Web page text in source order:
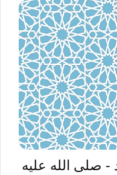
- صلى الله عليه